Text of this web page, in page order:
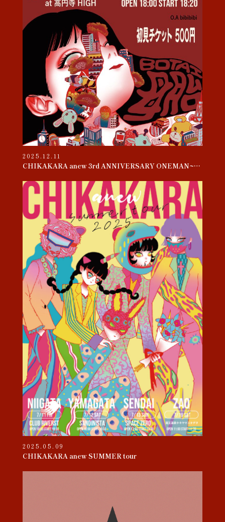
2025.12.11
CHIKAKARA anew 3rd ANNIVERSARY ONEMAN~母胎~
2025.05.09
CHIKAKARA anew SUMMER tour